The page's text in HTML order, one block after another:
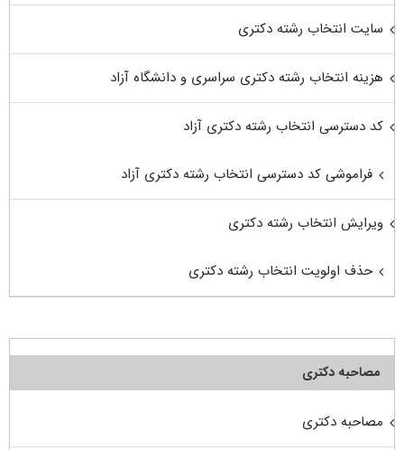
سایت انتخاب رشته دکتری
هزینه انتخاب رشته دکتری سراسری و دانشگاه آزاد
کد دسترسی انتخاب رشته دکتری آزاد
فراموشی کد دسترسی انتخاب رشته دکتری آزاد
ویرایش انتخاب رشته دکتری
حذف اولویت انتخاب رشته دکتری
مصاحبه دکتری
مصاحبه دکتری